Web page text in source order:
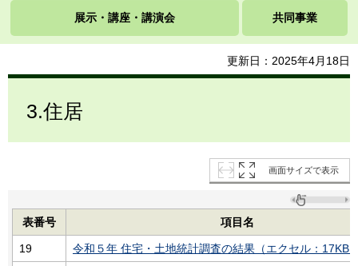
展示・講座・講演会 共同事業
更新日：2025年4月18日
3.住居
画面サイズで表示
表番号 項目名
19 令和５年 住宅・土地統計調査の結果（エクセル：17KB